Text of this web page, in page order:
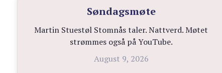
Søndagsmøte
Martin Stuestøl Stomnås taler. Nattverd. Møtet
strømmes også på YouTube.
August 9, 2026